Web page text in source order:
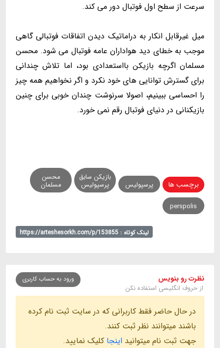
سرعت از سطح اول فوتبال دور می کند.
میل غیرقابل انکار به دراماتیک دیدن اتفاقات فوتبالی گاهی
موجب به خطای دید هواداران عامه فوتبال می شود. محسن
مسلمان اگرچه بازیکن بااستعدادی بود، اما تلاش چندانی
برای گسترش توانایی های خود نکرد و اگر نخواهیم همه چیز
را احساسی ببینیم، اصولا سرنوشت چندان خوبی برای چنین
بازیکنانی در دنیای فوتبال رقم نمی خورد.
برچسب ها پرسپولیس
بازیکن سابق
پرسپولیس
محسن
مسلمان
perspolis
لینک کوتاه : https://arteshesorkh.com/p/153855
نظرت رو بنویس
از حروف انگلیسی استفاده نکن
ورود به حساب کاربری
در حال حاضر فقط کاربرانی که در سایت ثبت نام کرده
باشند میتوانند نظر ثبت کنند.
جهت ثبت نام میتوانید اینجا کلیک نمایید.